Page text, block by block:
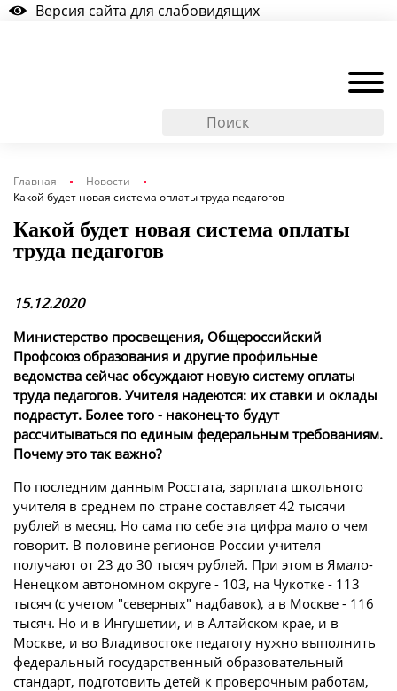
Версия сайта для слабовидящих
Главная
Новости
Какой будет новая система оплаты труда педагогов
Какой будет новая система оплаты
труда педагогов
15.12.2020
Министерство просвещения, Общероссийский
Профсоюз образования и другие профильные
ведомства сейчас обсуждают новую систему оплаты
труда педагогов. Учителя надеются: их ставки и оклады
подрастут. Более того - наконец-то будут
рассчитываться по единым федеральным требованиям.
Почему это так важно?
По последним данным Росстата, зарплата школьного
учителя в среднем по стране составляет 42 тысячи
рублей в месяц. Но сама по себе эта цифра мало о чем
говорит. В половине регионов России учителя
получают от 23 до 30 тысяч рублей. При этом в Ямало-
Ненецком автономном округе - 103, на Чукотке - 113
тысяч (с учетом "северных" надбавок), а в Москве - 116
тысяч. Но и в Ингушетии, и в Алтайском крае, и в
Москве, и во Владивостоке педагогу нужно выполнить
федеральный государственный образовательный
стандарт, подготовить детей к проверочным работам,